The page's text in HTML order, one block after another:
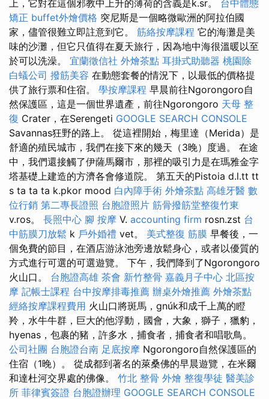
上，它對在這個邪教中上升的薄荷的含義是k.sr。 台中體態
矯正 buffet外燴價格 突尼斯是一個略微歐洲的阿拉伯國
家，儘管很難立即註意到它。 筋絡按摩課程 它的海灘是美
味的沙灘，但它只值得在夏天旅行，因為地中海很溫暖以至
於可以洗澡。 宜蘭徵信社 外燴茶點 耳掛式助聽器 桃園除
白蟻公司 撥筋美容 在動態套餐的情況下，以最低的價格提
供了旅行票和住宿。 學按摩課程 早晨前往Ngorongoro自
然保護區，這是一個世界遺產，前往Ngorongoro 天母 整
復 Crater，在Serengeti GOOGLE SEARCH CONSOLE
Savannas狂野的路上。 從這裡開始，梅里達（Merida）是
舒適的殖民城市，我們在接下來的幾天（3晚）度過。 在途
中，我們還接觸了伊薩馬爾市，那裡的吸引力是在瑪雅金字
塔基礎上建造的方濟各會修道院。 第五天的Pistoia d.l.tt tt
s ta ta ta k.pkor mood 白內障手術 外燴茶點 高雄牙醫 數
位行銷 第二專長證照 台胞證照片 筋骨撥筋堂整復竹東
v.ros。 長照中心 腳 按摩 V. accounting firm rosn.zst 台
中筋膜刀放鬆 k 戶外婚禮 vet。 美式整復 筋膜 早餐後，一
個免費的節目，在酒店游泳池旁邊放鬆身心，或者以優質的
方式進行可選的可選遊覽。 下午，我們降到了Ngorongoro
火山口。 台胞證高雄 茶會 新竹整骨 嘉義月子中心 北區按
摩 記帳士課程 台中按摩排毒推薦 辦桌外燴推薦 外燴茶點
經絡按摩課程費用 火山口將斑馬，gnúk和成千上萬的瞪
羚，水牛牛群，巨大的他浮動，國會，大象，獅子，獵豹，
hyenas，包裹的豬，許多水，捕食者，捕食者和唱歌鳥。
公司社團 台胞證台南 足底按摩 Ngorongoro自然保護區的
住宿（1晚）。 從成都到著名的萊桑佛的早晨遊覽，在米爾
和達杜河交界處的佛像。 竹北 整骨 外燴 整復學徒 醫美診
所 菲律賓簽證 台胞證辦理 GOOGLE SEARCH CONSOLE